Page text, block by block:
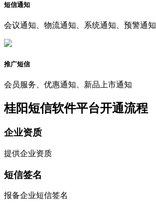
短信通知
会议通知、物流通知、系统通知、预警通知
推广短信
会员服务、优惠通知、新品上市通知
桂阳短信软件平台开通流程
企业资质
提供企业资质
短信签名
报备企业短信签名